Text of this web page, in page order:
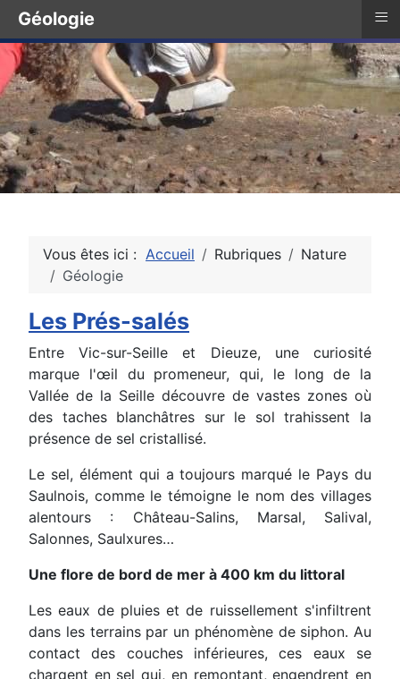
Vous êtes ici : Accueil Rubriques
Nature
Géologie
Les Prés-salés
Entre Vic-sur-Seille et Dieuze, une curiosité
marque l'œil du promeneur, qui, le long de la
Vallée de la Seille découvre de vastes zones où
des taches blanchâtres sur le sol trahissent la
présence de sel cristallisé.
Le sel, élément qui a toujours marqué le Pays du
Saulnois, comme le témoigne le nom des villages
alentours : Château-Salins, Marsal, Salival,
Salonnes, Saulxures…
Une flore de bord de mer à 400 km du littoral
Les eaux de pluies et de ruissellement s'infiltrent
dans les terrains par un phénomène de siphon. Au
contact des couches inférieures, ces eaux se
chargent en sel qui, en remontant, engendrent en
Géologie ≡